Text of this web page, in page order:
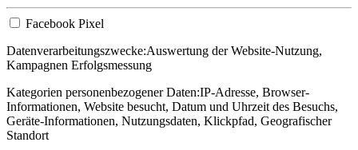
Facebook Pixel
Datenverarbeitungszwecke:Auswertung der Website-Nutzung,
Kampagnen Erfolgsmessung
Kategorien personenbezogener Daten:IP-Adresse, Browser-
Informationen, Website besucht, Datum und Uhrzeit des Besuchs,
Geräte-Informationen, Nutzungsdaten, Klickpfad, Geografischer
Standort